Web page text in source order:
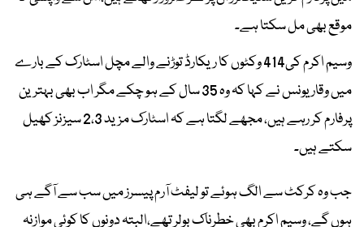
موقع بھی مل سکتا ہے۔
وسیم اکرم کی414 وکٹوں کا ریکارڈ توڑنے والے مچل اسٹارک کے بارے
میں وقار یونس نے کہا کہ وہ 35 سال کے ہو چکے مگر اب بھی بہترین
پرفارم کر رہے ہیں، مجھے لگتا ہے کہ اسٹارک مزید 2،3 سیزنز کھیل
سکتے ہیں۔
جب وہ کرکٹ سے الگ ہوئے تو لیفٹ آرم پیسرز میں سب سے آگے ہی
ہوں گے، وسیم اکرم بھی خطرناک بولر تھے،البتہ دونوں کا کوئی موازنہ